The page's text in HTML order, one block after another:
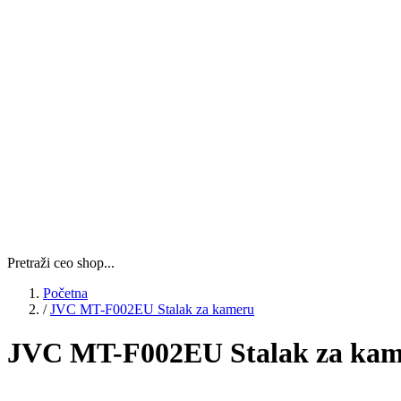
Pretraži ceo shop...
Početna
/ JVC MT-F002EU Stalak za kameru
JVC MT-F002EU Stalak za